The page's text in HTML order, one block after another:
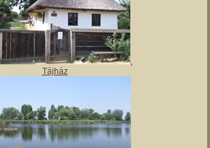
Kiskastély – Vaja szálláshely